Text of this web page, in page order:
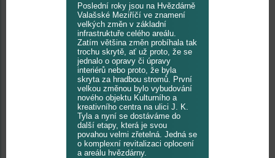
Poslední roky jsou na Hvězdárně
Valašské Meziříčí ve znamení
velkých změn v základní
infrastruktuře celého areálu.
Zatím většina změn probíhala tak
trochu skrytě, ať už proto, že se
jednalo o opravy či úpravy
interiérů nebo proto, že byla
skryta za hradbou stromů. První
velkou změnou bylo vybudování
nového objektu Kulturního a
kreativního centra na ulici J. K.
Tyla a nyní se dostáváme do
další etapy, která je svou
povahou velmi zřetelná. Jedná se
o komplexní revitalizaci oplocení
a areálu hvězdárny.